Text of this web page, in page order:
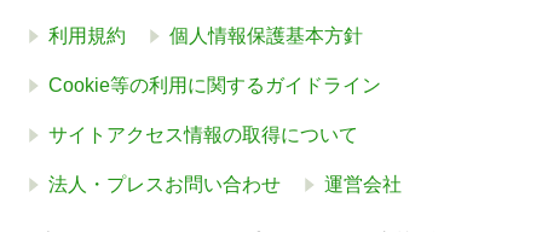
利用規約 個人情報保護基本方針
Cookie等の利用に関するガイドライン
サイトアクセス情報の取得について
法人・プレスお問い合わせ 運営会社